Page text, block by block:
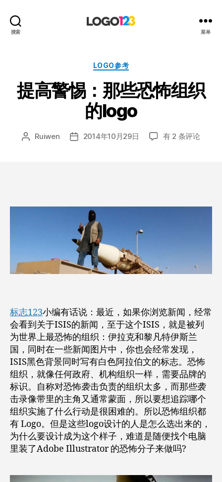
搜索
设
计
博
客
菜单
分
LOGO参考
提高警惕：那些恐怖组织
的logo
文 Ruiwen
发 2014年10月29日
提
有 2 条评论
标志123小编有话说：最近，如果你浏览新闻，经常
会看到关于ISIS的新闻，至于这个ISIS，就是被列
为世界上最恐怖的组织：伊拉克和黎凡特伊斯兰
国，同时在一些新闻图片中，你也会经常发现，
ISIS黑色背景同时写有白色阿拉伯文的标志。恐怖
组织，就像任何政府、机构组织一样，需要品牌的
标识。自称对恐怖袭击负责的组织太多，而那些袭
击录像带里的主角又通常蒙面，所以要想追踪哪个
组织实施了什么行动是很困难的。所以恐怖组织都
有 Logo。但是这些logo设计的人是怎么选出来的，
为什么要设计成为这个样子，难道是随便找个电脑
里装了Adobe Illustrator 的恐怖分子来做吗?